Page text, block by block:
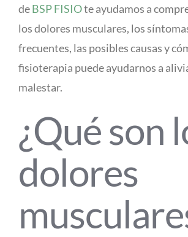
deBSP FISIOte ayudamos a
los dolores musculares, los
frecuentes, las posibles causas y
fisioterapia puede ayudarnos a
malestar.
¿Qué son
dolores